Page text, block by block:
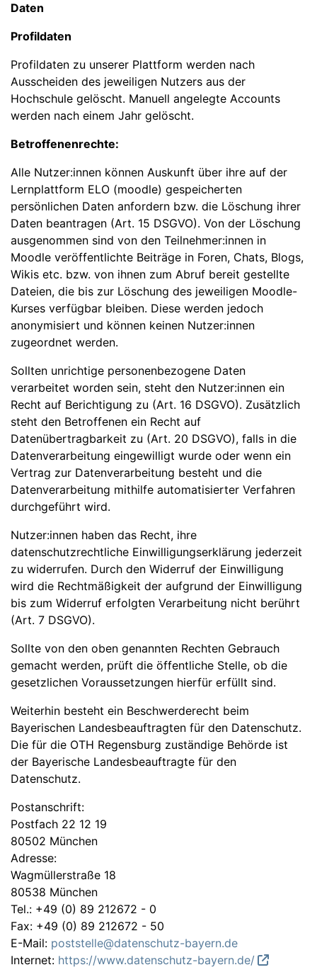
Daten
Profildaten
Profildaten zu unserer Plattform werden nach
Ausscheiden des jeweiligen Nutzers aus der
Hochschule gelöscht. Manuell angelegte Accounts
werden nach einem Jahr gelöscht.
Betroffenenrechte:
Alle Nutzer:innen können Auskunft über ihre auf der
Lernplattform ELO (moodle) gespeicherten
persönlichen Daten anfordern bzw. die Löschung ihrer
Daten beantragen (Art. 15 DSGVO). Von der Löschung
ausgenommen sind von den Teilnehmer:innen in
Moodle veröffentlichte Beiträge in Foren, Chats, Blogs,
Wikis etc. bzw. von ihnen zum Abruf bereit gestellte
Dateien, die bis zur Löschung des jeweiligen Moodle-
Kurses verfügbar bleiben. Diese werden jedoch
anonymisiert und können keinen Nutzer:innen
zugeordnet werden.
Sollten unrichtige personenbezogene Daten
verarbeitet worden sein, steht den Nutzer:innen ein
Recht auf Berichtigung zu (Art. 16 DSGVO). Zusätzlich
steht den Betroffenen ein Recht auf
Datenübertragbarkeit zu (Art. 20 DSGVO), falls in die
Datenverarbeitung eingewilligt wurde oder wenn ein
Vertrag zur Datenverarbeitung besteht und die
Datenverarbeitung mithilfe automatisierter Verfahren
durchgeführt wird.
Nutzer:innen haben das Recht, ihre
datenschutzrechtliche Einwilligungserklärung jederzeit
zu widerrufen. Durch den Widerruf der Einwilligung
wird die Rechtmäßigkeit der aufgrund der Einwilligung
bis zum Widerruf erfolgten Verarbeitung nicht berührt
(Art. 7 DSGVO).
Sollte von den oben genannten Rechten Gebrauch
gemacht werden, prüft die öffentliche Stelle, ob die
gesetzlichen Voraussetzungen hierfür erfüllt sind.
Weiterhin besteht ein Beschwerderecht beim
Bayerischen Landesbeauftragten für den Datenschutz.
Die für die OTH Regensburg zuständige Behörde ist
der Bayerische Landesbeauftragte für den
Datenschutz.
Postanschrift:
Postfach 22 12 19
80502 München
Adresse:
Wagmüllerstraße 18
80538 München
Tel.: +49 (0) 89 212672 - 0
Fax: +49 (0) 89 212672 - 50
E-Mail: poststelle@datenschutz-bayern.de
Internet: https://www.datenschutz-bayern.de/